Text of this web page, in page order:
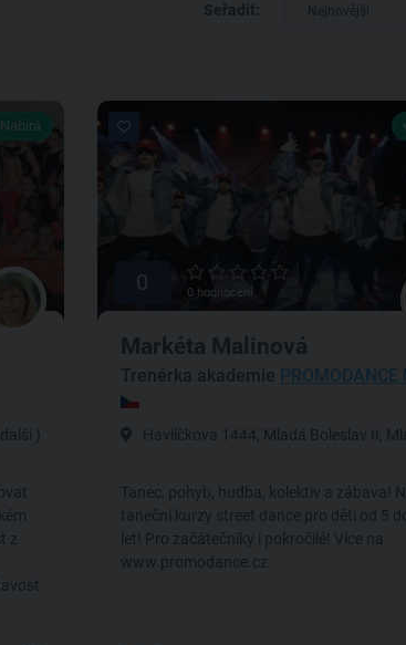
Seřadit: Nejnovější
Nabírá
)
z
0 0 hodnocení
Markéta Malinová
Trenérka akademie PROMODANCE
Havlíčkova 1444, Mladá Boleslav II,
Tanec, pohyb, hudba, kolektiv a zábava!
taneční kurzy street dance pro děti od 5
let! Pro začátečníky i pokročilé! Více na
www.promodance.cz